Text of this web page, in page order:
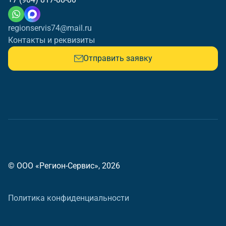
regionservis74@mail.ru
Контакты и реквизиты
Отправить заявку
© ООО «Регион-Сервис», 2026
Политика конфиденциальности